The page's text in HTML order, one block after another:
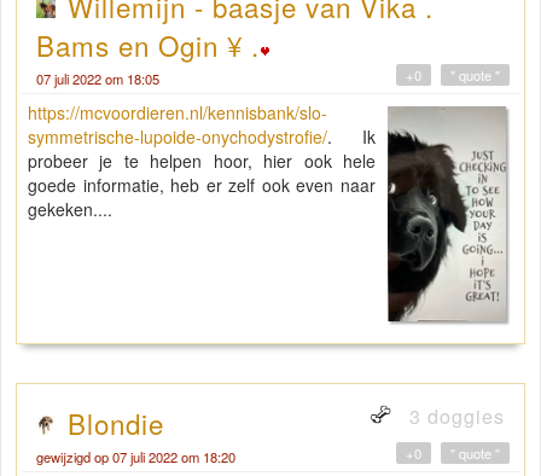
Bams en Ogin ¥ .
07 juli 2022 om 18:05 " quote "
+0
https://mcvoordieren.nl/kennisbank/slo-
symmetrische-lupoide-onychodystrofie/. Ik
probeer je te helpen hoor, hier ook hele
goede informatie, heb er zelf ook even naar
gekeken....
Blondie 3 doggies
gewijzigd op 07 juli 2022 om 18:20 " quote "
+0